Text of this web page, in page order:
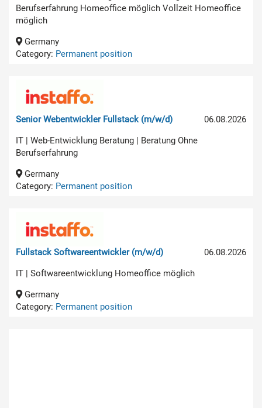
Berufserfahrung Homeoffice möglich Vollzeit Homeoffice
möglich
Germany
Category: Permanent position
06.08.2026
Senior Webentwickler Fullstack (m/w/d)
IT | Web-Entwicklung Beratung | Beratung Ohne
Berufserfahrung
Germany
Category: Permanent position
06.08.2026
Fullstack Softwareentwickler (m/w/d)
IT | Softwareentwicklung Homeoffice möglich
Germany
Category: Permanent position